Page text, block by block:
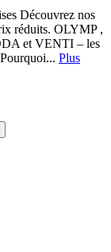
Découvrez nos
réduits. OLYMP ,
et VENTI – les
Plus